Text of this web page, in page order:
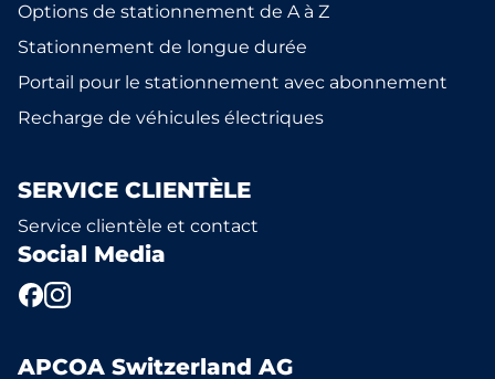
Options de stationnement de A à Z
Stationnement de longue durée
Portail pour le stationnement avec abonnement
Recharge de véhicules électriques
SERVICE CLIENTÈLE
Service clientèle et contact
Social Media
APCOA Switzerland AG